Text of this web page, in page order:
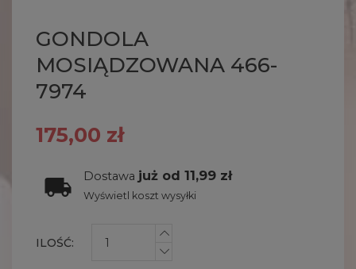
GONDOLA
MOSIĄDZOWANA 466-
7974
175,00 zł
Dostawa już od 11,99 zł
Wyświetl koszt wysyłki
ILOŚĆ: